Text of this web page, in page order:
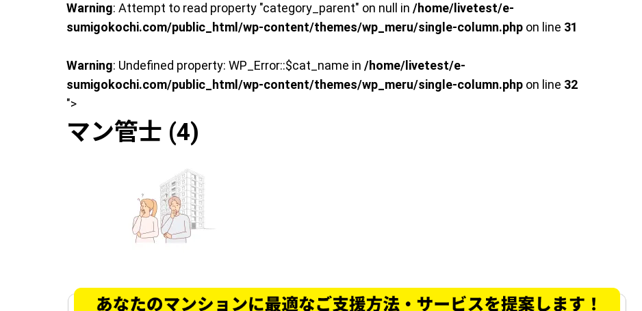
Warning: Attempt to read property "category_parent" on null in /home/livetest/e-
sumigokochi.com/public_html/wp-content/themes/wp_meru/single-column.php on line 31
Warning: Undefined property: WP_Error::$cat_name in /home/livetest/e-
sumigokochi.com/public_html/wp-content/themes/wp_meru/single-column.php on line 32
">
マン管士 (4)